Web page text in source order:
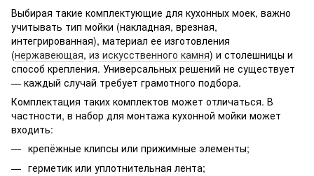
Выбирая такие комплектующие для кухонных моек, важно
учитывать тип мойки (накладная, врезная,
интегрированная), материал ее изготовления
(нержавеющая, из искусственного камня) и столешницы и
способ крепления. Универсальных решений не существует
— каждый случай требует грамотного подбора.
Комплектация таких комплектов может отличаться. В
частности, в набор для монтажа кухонной мойки может
входить:
крепёжные клипсы или прижимные элементы;
герметик или уплотнительная лента;